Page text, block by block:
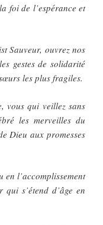
foi de l’espérance et
Sauveur, ouvrez nos
gestes de solidarité
les plus fragiles.
vous qui veillez sans
les merveilles du
Dieu aux promesses
en l’accomplissement
s’étend d’âge en